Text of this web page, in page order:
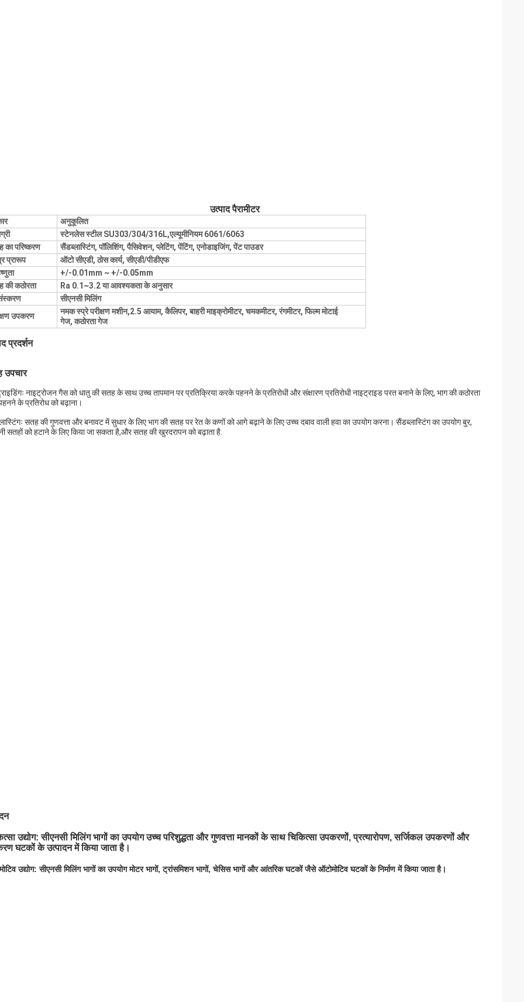
उत्पाद पैरामीटर
अनुकूलित
स्टेनलेस स्टील SU303/304/316L,एल्यूमीनियम 6061/6063
का परिष्करण
सैंडब्लास्टिंग, पॉलिशिंग, पैसिवेशन, प्लेटिंग, पेंटिंग, एनोडाइजिंग, पेंट पाउडर
प्रारूप
ऑटो सीएडी, ठोस कार्य, सीएडी/पीडीएफ
+/-0.01mm ~ +/-0.05mm
की कठोरता
Ra 0.1~3.2 या आवश्यकता के अनुसार
सीएनसी मिलिंग
उपकरण
नमक स्प्रे परीक्षण मशीन,2.5 आयाम, कैलिपर, बाहरी माइक्रोमीटर, चमकमीटर, रंगमीटर, फिल्म मोटाई
गेज, कठोरता गेज
प्रदर्शन
उपचार
नाइट्रोजन गैस को धातु की सतह के साथ उच्च तापमान पर प्रतिक्रिया करके पहनने के प्रतिरोधी और संक्षारण प्रतिरोधी नाइट्राइड परत बनाने के लिए, भाग की कठोरता
के प्रतिरोध को बढ़ाना।
सतह की गुणवत्ता और बनावट में सुधार के लिए भाग की सतह पर रेत के कणों को आगे बढ़ाने के लिए उच्च दबाव वाली हवा का उपयोग करना। सैंडब्लास्टिंग का उपयोग बुर,
सतहों को हटाने के लिए किया जा सकता है,और सतह की खुरदरापन को बढ़ाता है.
उद्योग: सीएनसी मिलिंग भागों का उपयोग उच्च परिशुद्धता और गुणवत्ता मानकों के साथ चिकित्सा उपकरणों, प्रत्यारोपण, सर्जिकल उपकरणों और
घटकों के उत्पादन में किया जाता है।
उद्योग: सीएनसी मिलिंग भागों का उपयोग मोटर भागों, ट्रांसमिशन भागों, चेसिस भागों और आंतरिक घटकों जैसे ऑटोमोटिव घटकों के निर्माण में किया जाता है।